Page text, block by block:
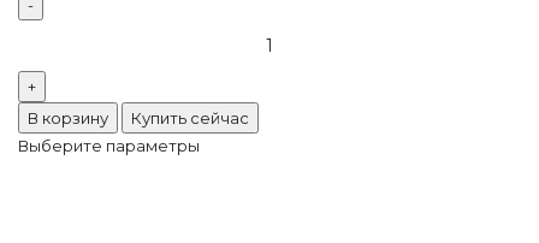
Риволи
Sun
Неон
В корзину
Купить сейчас
Выберите параметры